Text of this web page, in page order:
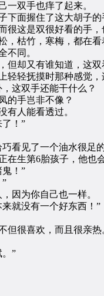
双手也痒了起来。
面握住了这大胡子的
这是双很好看的手，
枯竹，寒梅，都在看
同。
却又有谁知道，这双
轻抚摸时那种感觉
这双手还能干什么？
手岂非不像？
人能看透过。
！”
看见了一个油水很足
生第6胎孩子，他也
！”
因为你自己也一样。
就没有一个好东西！”
很喜欢，而且很亲热
”